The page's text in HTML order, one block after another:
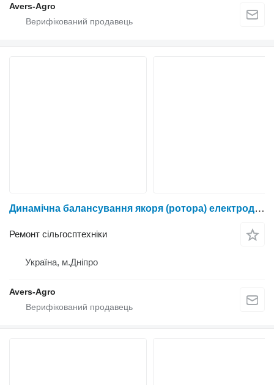
Avers-Agro
Динамічна балансування якоря (ротора) електродвигуна
Ремонт сільгосптехніки
Україна, м.Дніпро
Avers-Agro